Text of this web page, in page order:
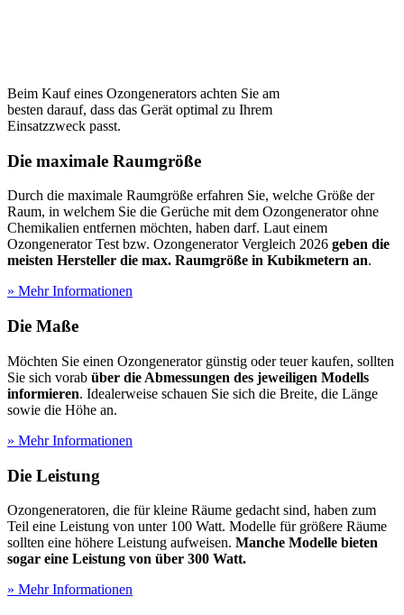
Beim Kauf eines Ozongenerators achten Sie am
besten darauf, dass das Gerät optimal zu Ihrem
Einsatzzweck passt.
Die maximale Raumgröße
Durch die maximale Raumgröße erfahren Sie, welche Größe der
Raum, in welchem Sie die Gerüche mit dem Ozongenerator ohne
Chemikalien entfernen möchten, haben darf. Laut einem
Ozongenerator Testbzw. Ozongenerator Vergleich 2026 geben die
meisten Hersteller die max. Raumgröße in Kubikmetern an.
» Mehr Informationen
Die Maße
Möchten Sie einen Ozongenerator günstig oder teuer kaufen, sollten
Sie sich vorab über die Abmessungen des jeweiligen Modells
informieren. Idealerweise schauen Sie sich die Breite, die Länge
sowie die Höhe an.
» Mehr Informationen
Die Leistung
Ozongeneratoren, die für kleine Räume gedacht sind, haben zum
Teil eine Leistung von unter 100 Watt. Modelle für größere Räume
sollten eine höhere Leistung aufweisen. Manche Modelle bieten
sogar eine Leistung von über 300 Watt.
» Mehr Informationen